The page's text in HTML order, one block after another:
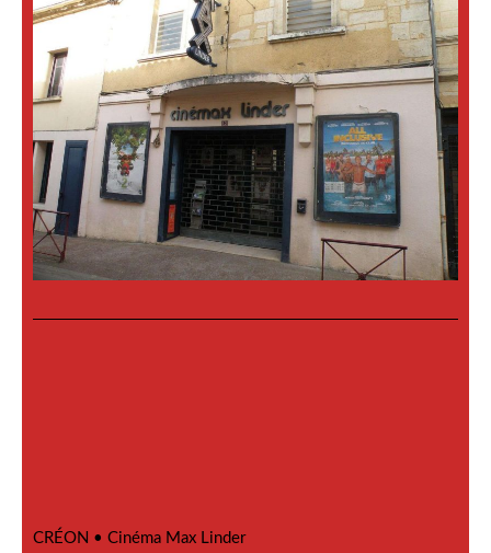
CRÉON • Cinéma Max Linder